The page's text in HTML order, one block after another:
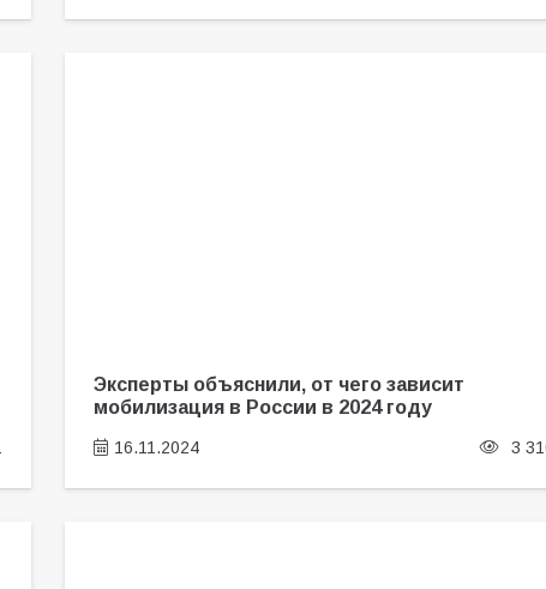
Эксперты объяснили, от чего зависит
мобилизация в России в 2024 году
16.11.2024 3